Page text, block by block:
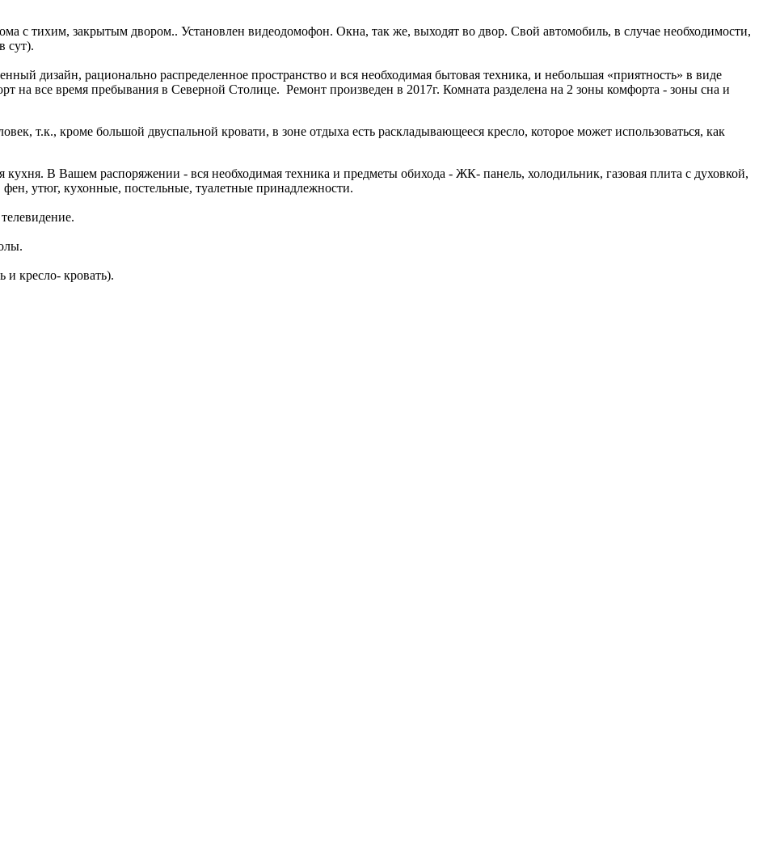
с тихим, закрытым двором.. Установлен видеодомофон. Окна, так же, выходят во двор. Свой автомобиль, в случае необходимости,
сут).
дизайн, рационально распределенное пространство и вся необходимая бытовая техника, и небольшая «приятность» в виде
на все время пребывания в Северной Столице. Ремонт произведен в 2017г. Комната разделена на 2 зоны комфорта - зоны сна и
т.к., кроме большой двуспальной кровати, в зоне отдыха есть раскладывающееся кресло, которое может использоваться, как
кухня. В Вашем распоряжении - вся необходимая техника и предметы обихода - ЖК- панель, холодильник, газовая плита с духовкой,
утюг, кухонные, постельные, туалетные принадлежности.
и кресло- кровать).